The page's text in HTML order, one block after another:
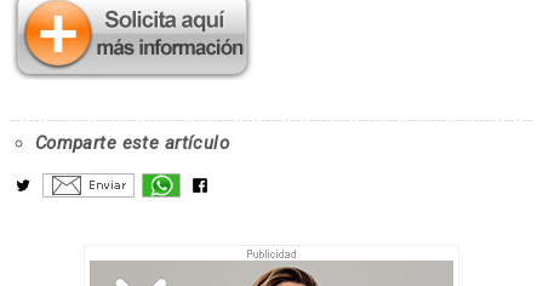
Comparte este artículo